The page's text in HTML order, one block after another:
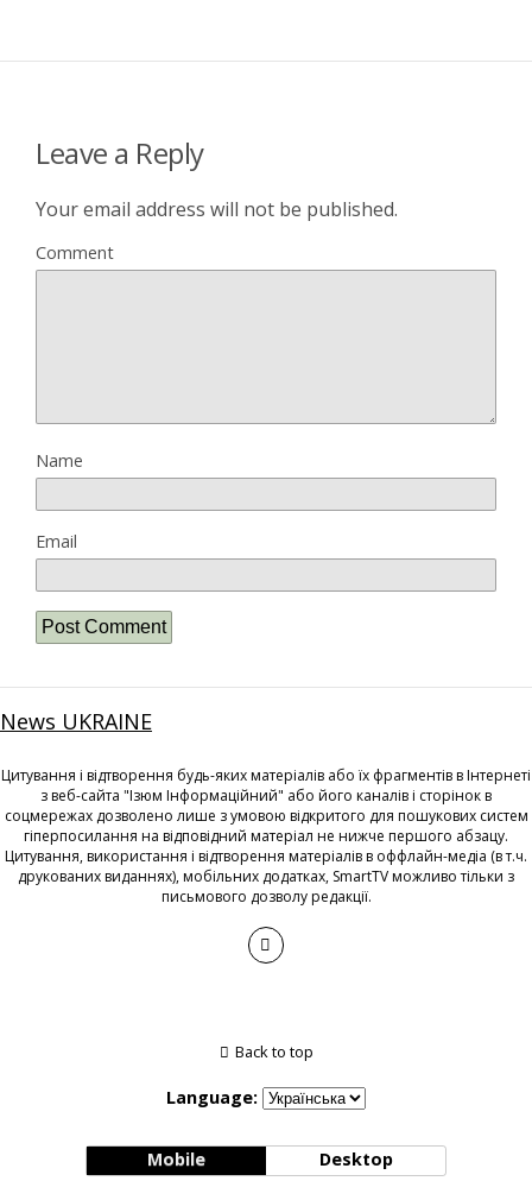
Leave a Reply
Your email address will not be published.
Comment
Name
Email
News UKRAINE
Цитування і відтворення будь-яких матеріалів або їх фрагментів в Інтернеті
з веб-сайта "Ізюм Інформаційний" або його каналів і сторінок в
соцмережах дозволено лише з умовою відкритого для пошукових систем
гіперпосилання на відповідний матеріал не нижче першого абзацу.
Цитування, використання і відтворення матеріалів в оффлайн-медіа (в т.ч.
друкованих виданнях), мобільних додатках, SmartTV можливо тільки з
письмового дозволу редакції.
Back to top
Language:
Mobile Desktop